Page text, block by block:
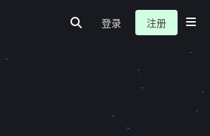
登录 注册